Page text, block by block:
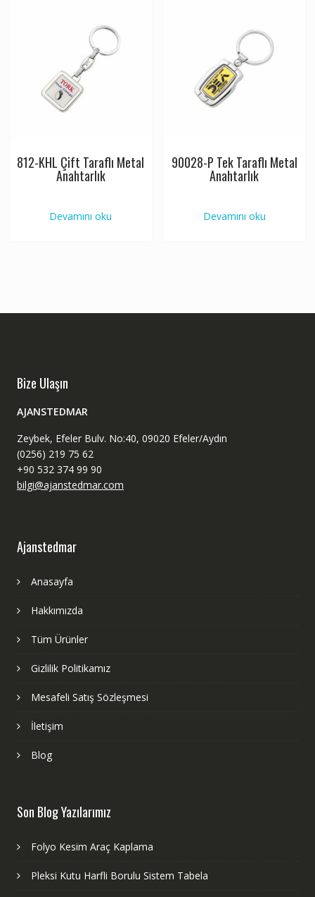
812-KHL Çift Taraflı Metal
Anahtarlık
Devamını oku
90028-P Tek Taraflı Metal
Anahtarlık
Devamını oku
Bize Ulaşın
AJANSTEDMAR
Zeybek, Efeler Bulv. No:40, 09020 Efeler/Aydın
(0256) 219 75 62
+90 532 374 99 90
bilgi@ajanstedmar.com
Ajanstedmar
Anasayfa
Hakkımızda
Tüm Ürünler
Gizlilik Politikamız
Mesafeli Satış Sözleşmesi
İletişim
Blog
Son Blog Yazılarımız
Folyo Kesim Araç Kaplama
Pleksi Kutu Harfli Borulu Sistem Tabela